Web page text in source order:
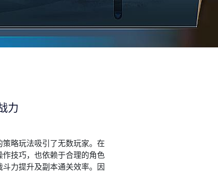
力
略玩法吸引了无数玩家。在
技巧，也依赖于合理的角色
力提升及副本通关效率。因